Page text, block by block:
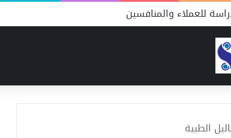
للعملاء والمنافسين
الطبية